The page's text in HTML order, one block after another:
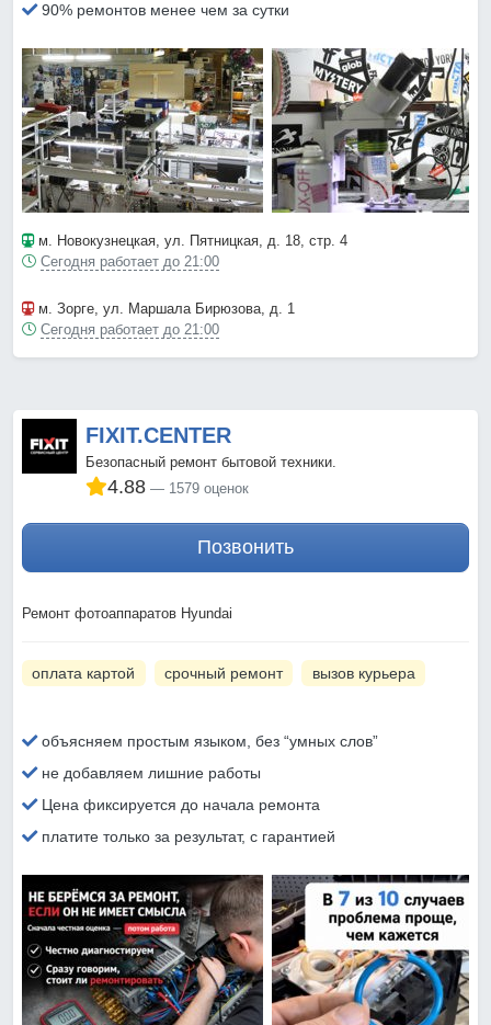
90% ремонтов менее чем за сутки
м. Новокузнецкая, ул. Пятницкая, д. 18, стр. 4
Сегодня работает до 21:00
м. Зорге, ул. Маршала Бирюзова, д. 1
Сегодня работает до 21:00
FIXIT.CENTER
Безопасный ремонт бытовой техники.
4.88 1579 оценок
Позвонить
Ремонт фотоаппаратов Hyundai
оплата картой срочный ремонт вызов курьера
объясняем простым языком, без “умных слов”
не добавляем лишние работы
Цена фиксируется до начала ремонта
платите только за результат, с гарантией